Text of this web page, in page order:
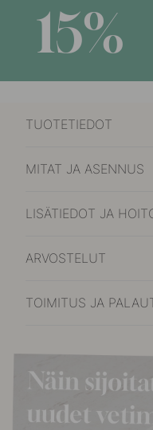
15%
TUOTETIEDOT
MITAT JA ASENNUS
LISÄTIEDOT JA
ARVOSTELUT
TOIMITUS JA